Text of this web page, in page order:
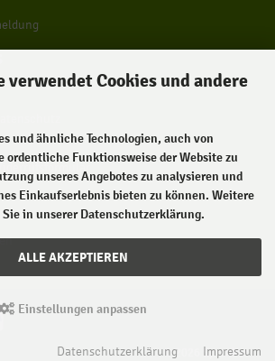
© 2026 Sprenker
verwendet Cookies und andere
und ähnliche Technologien, auch von
ordentliche Funktionsweise der Website zu
unseres Angebotes zu analysieren und
Einkaufserlebnis bieten zu können. Weitere
in unserer Datenschutzerklärung.
ALLE AKZEPTIEREN
Einstellungen anpassen
Datenschutzerklärung Impressum